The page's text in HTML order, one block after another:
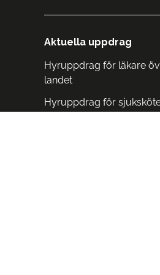
Aktuella uppdrag
Hyruppdrag för läkare
landet
Hyruppdrag för